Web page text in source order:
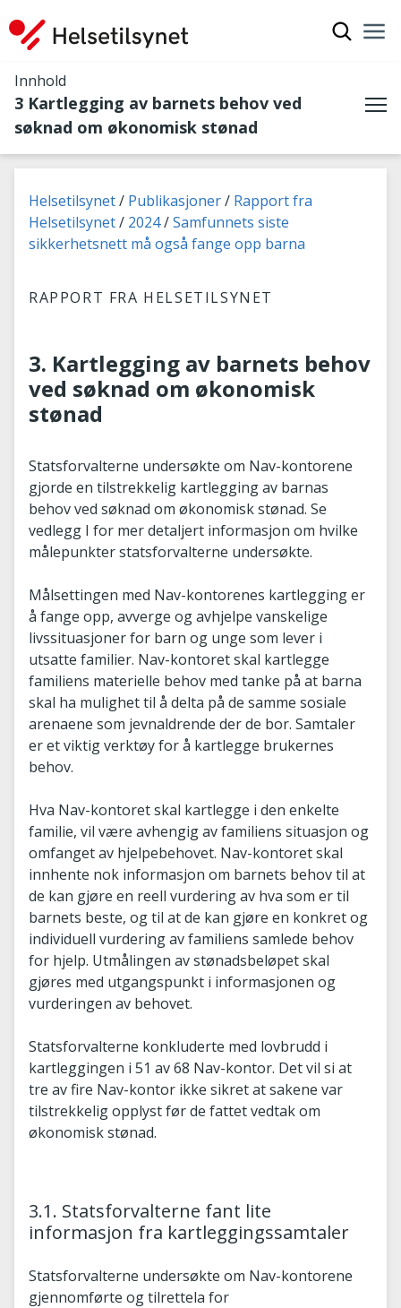
Innhold
3 Kartlegging av barnets behov ved
søknad om økonomisk stønad
Du er her:
Helsetilsynet Publikasjoner
Rapport fra
Helsetilsynet
2024
Samfunnets siste
sikkerhetsnett må også fange opp barna
RAPPORT FRA HELSETILSYNET
3. Kartlegging av barnets behov
ved søknad om økonomisk
stønad
Statsforvalterne undersøkte om Nav-kontorene
gjorde en tilstrekkelig kartlegging av barnas
behov ved søknad om økonomisk stønad. Se
vedlegg I for mer detaljert informasjon om hvilke
målepunkter statsforvalterne undersøkte.
Målsettingen med Nav-kontorenes kartlegging er
å fange opp, avverge og avhjelpe vanskelige
livssituasjoner for barn og unge som lever i
utsatte familier. Nav-kontoret skal kartlegge
familiens materielle behov med tanke på at barna
skal ha mulighet til å delta på de samme sosiale
arenaene som jevnaldrende der de bor. Samtaler
er et viktig verktøy for å kartlegge brukernes
behov.
Hva Nav-kontoret skal kartlegge i den enkelte
familie, vil være avhengig av familiens situasjon og
omfanget av hjelpebehovet. Nav-kontoret skal
innhente nok informasjon om barnets behov til at
de kan gjøre en reell vurdering av hva som er til
barnets beste, og til at de kan gjøre en konkret og
individuell vurdering av familiens samlede behov
for hjelp. Utmålingen av stønadsbeløpet skal
gjøres med utgangspunkt i informasjonen og
vurderingen av behovet.
Statsforvalterne konkluderte med lovbrudd i
kartleggingen i 51 av 68 Nav-kontor. Det vil si at
tre av fire Nav-kontor ikke sikret at sakene var
tilstrekkelig opplyst før de fattet vedtak om
økonomisk stønad.
3.1. Statsforvalterne fant lite
informasjon fra kartleggingssamtaler
Statsforvalterne undersøkte om Nav-kontorene
gjennomførte og tilrettela for